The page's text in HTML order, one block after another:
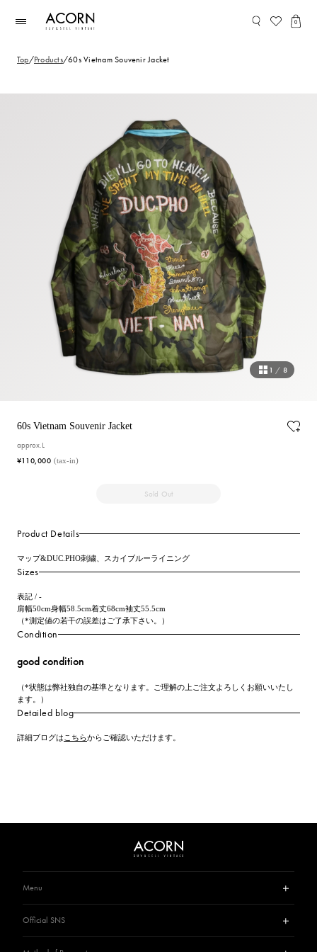
ンツに
0
Top/Products/60s Vietnam Souvenir Jacket
1 / 8
60s Vietnam Souvenir Jacket
approx.L
¥110,000 (tax-in)
Sold Out
Product Details
マップ&DUC.PHO刺繍、スカイブルーライニング
Sizes
表記 / -
肩幅50cm身幅58.5cm着丈68cm袖丈55.5cm
（*測定値の若干の誤差はご了承下さい。）
Condition
good condition
（*状態は弊社独自の基準となります。ご理解の上ご注文よろしくお願いいたし
ます。）
Detailed blog
詳細ブログは こちらからご確認いただけます。
Menu
Privacy Policy
Official SNS